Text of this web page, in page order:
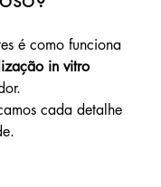
é como funciona
in vitro
cada detalhe